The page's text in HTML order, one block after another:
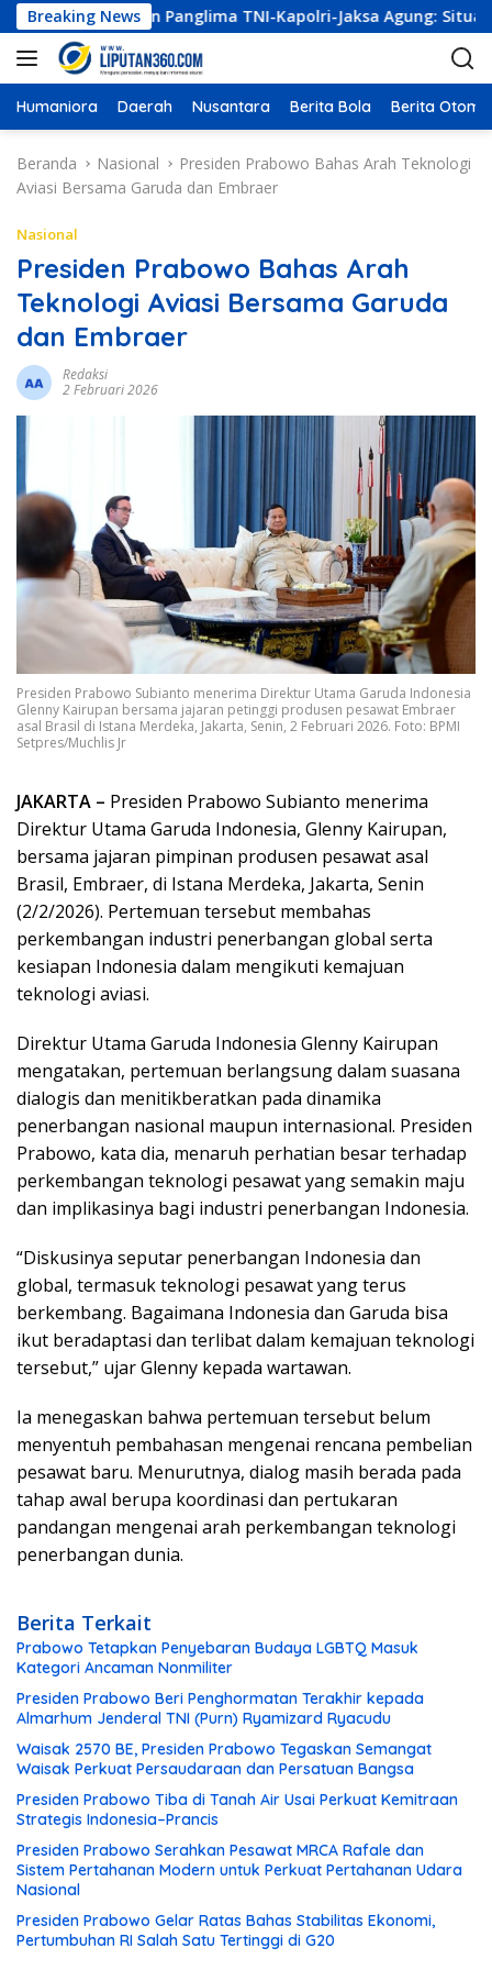
a
g
u
Breaking News
Kumpulkan Panglima TNI-Kapolri-Jaksa Agung: Situasi
Humaniora Daerah Nusantara Berita Bola Berita
Beranda Nasional
Presiden Prabowo Bahas Arah Teknologi
Aviasi Bersama Garuda dan Embraer
Nasional
Presiden Prabowo Bahas Arah
Teknologi Aviasi Bersama Garuda
dan Embraer
Redaksi
2 Februari 2026
Presiden Prabowo Subianto menerima Direktur Utama Garuda Indonesia
Glenny Kairupan bersama jajaran petinggi produsen pesawat Embraer
asal Brasil di Istana Merdeka, Jakarta, Senin, 2 Februari 2026. Foto: BPMI
Setpres/Muchlis Jr
JAKARTA – Presiden Prabowo Subianto menerima
Direktur Utama Garuda Indonesia, Glenny Kairupan,
bersama jajaran pimpinan produsen pesawat asal
Brasil, Embraer, di Istana Merdeka, Jakarta, Senin
(2/2/2026). Pertemuan tersebut membahas
perkembangan industri penerbangan global serta
kesiapan Indonesia dalam mengikuti kemajuan
teknologi aviasi.
Direktur Utama Garuda Indonesia Glenny Kairupan
mengatakan, pertemuan berlangsung dalam suasana
dialogis dan menitikberatkan pada dinamika
penerbangan nasional maupun internasional. Presiden
Prabowo, kata dia, menaruh perhatian besar terhadap
perkembangan teknologi pesawat yang semakin maju
dan implikasinya bagi industri penerbangan Indonesia.
“Diskusinya seputar penerbangan Indonesia dan
global, termasuk teknologi pesawat yang terus
berkembang. Bagaimana Indonesia dan Garuda bisa
ikut beradaptasi dan terlibat dalam kemajuan teknologi
tersebut,” ujar Glenny kepada wartawan.
Ia menegaskan bahwa pertemuan tersebut belum
menyentuh pembahasan mengenai rencana pembelian
pesawat baru. Menurutnya, dialog masih berada pada
tahap awal berupa koordinasi dan pertukaran
pandangan mengenai arah perkembangan teknologi
penerbangan dunia.
Berita Terkait
Prabowo Tetapkan Penyebaran Budaya LGBTQ Masuk
Kategori Ancaman Nonmiliter
Presiden Prabowo Beri Penghormatan Terakhir kepada
Almarhum Jenderal TNI (Purn) Ryamizard Ryacudu
Waisak 2570 BE, Presiden Prabowo Tegaskan Semangat
Waisak Perkuat Persaudaraan dan Persatuan Bangsa
Presiden Prabowo Tiba di Tanah Air Usai Perkuat Kemitraan
Strategis Indonesia–Prancis
Presiden Prabowo Serahkan Pesawat MRCA Rafale dan
Sistem Pertahanan Modern untuk Perkuat Pertahanan Udara
Nasional
Presiden Prabowo Gelar Ratas Bahas Stabilitas Ekonomi,
Pertumbuhan RI Salah Satu Tertinggi di G20